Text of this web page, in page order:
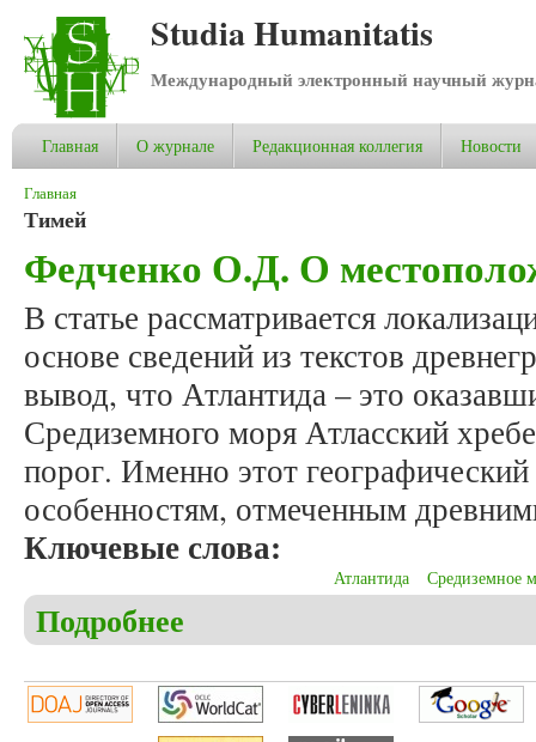
Studia Humanitatis
Международный электронный научный
Главная О журнале Редакционная коллегия Новости
Вы здесь
Главная
Тимей
Федченко О.Д. О
В статье рассматривается
основе сведений из текстов
вывод, что Атлантида – это
Средиземного моря Атласский
порог. Именно этот
особенностям, отмеченным
Ключевые слова:
Атлантида Средиземное
Подробнее